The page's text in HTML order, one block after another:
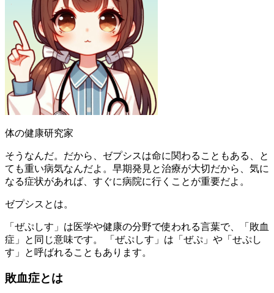
体の健康研究家
そうなんだ。だから、ゼプシスは命に関わることもある、と
ても重い病気なんだよ。早期発見と治療が大切だから、気に
なる症状があれば、すぐに病院に行くことが重要だよ。
ゼプシスとは。
「ぜぷしす」は医学や健康の分野で使われる言葉で、「敗血
症」と同じ意味です。 「ぜぷしす」は「ぜぷ」や「せぷし
す」と呼ばれることもあります。
敗血症とは